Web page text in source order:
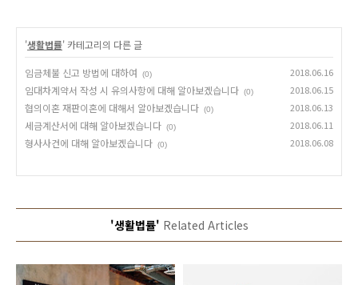
'생활법률' 카테고리의 다른 글
임금체불 신고 방법에 대하여 (0) 2018.06.16
임대차계약서 작성 시 유의사항에 대해 알아보겠습니다 (0) 2018.06.15
협의이혼 재판이혼에 대해서 알아보겠습니다 (0) 2018.06.13
세금계산서에 대해 알아보겠습니다 (0) 2018.06.11
형사사건에 대해 알아보겠습니다 (0) 2018.06.08
'생활법률' Related Articles